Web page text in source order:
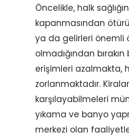
Öncelikle, halk
kapanmasından
ya da gelirleri önemli
olmadığından
erişimleri azalmakta,
zorlanmaktadır.
karşılayabilmeleri
yıkama ve banyo
merkezi olan